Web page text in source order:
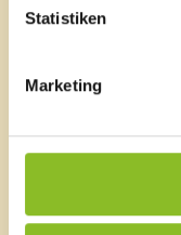
Statistiken
Marketing
Wohnbedarfs